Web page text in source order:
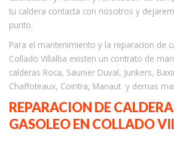
tu caldera contacta con nosotros y
punto.
Para el mantenimiento y la reparacion de
Collado Villalba existen un contrato de
calderas Roca, Saunier Duval, Junkers,
Chaffoteaux, Cointra, Manaut y demas
REPARACION DE
GASOLEO EN COLLADO